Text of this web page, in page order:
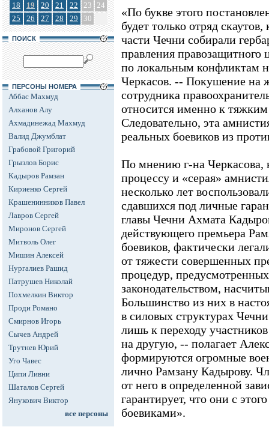
18
19 20 21 22 23 24
25
26 27 28 29 30
ПОИСК
ПЕРСОНЫ НОМЕРА
Аббас Махмуд
Алханов Алу
Ахмадинежад Махмуд
Валид Джумблат
Грабовой Григорий
Грызлов Борис
Кадыров Рамзан
Кириенко Сергей
Крашенинников Павел
Лавров Сергей
Миронов Сергей
Митволь Олег
Мишин Алексей
Нургалиев Рашид
Патрушев Николай
Похмелкин Виктор
Проди Романо
Смирнов Игорь
Сычев Андрей
Трутнев Юрий
Уго Чавес
Ципи Ливни
Шаталов Сергей
Янукович Виктор
все персоны
«По букве этого
будет только отряд
части Чечни собирали
правления правозащитного
по локальным конфликтам
Черкасов. -- Покушение на
сотрудника
относится именно к
Следовательно, эта
реальных боевиков из
По мнению г-на Черкасова,
процессу и «серая»
несколько лет
сдавшихся под личные
главы Чечни Ахмата
действующего премьера
боевиков, фактически
от тяжести совершенных
процедур,
законодательством,
Большинство из них в
в силовых структурах
лишь к переходу
на другую, -- полагает
формируются огромные
лично Рамзану Кадырову.
от него в определенной
гарантирует, что они с
боевиками».